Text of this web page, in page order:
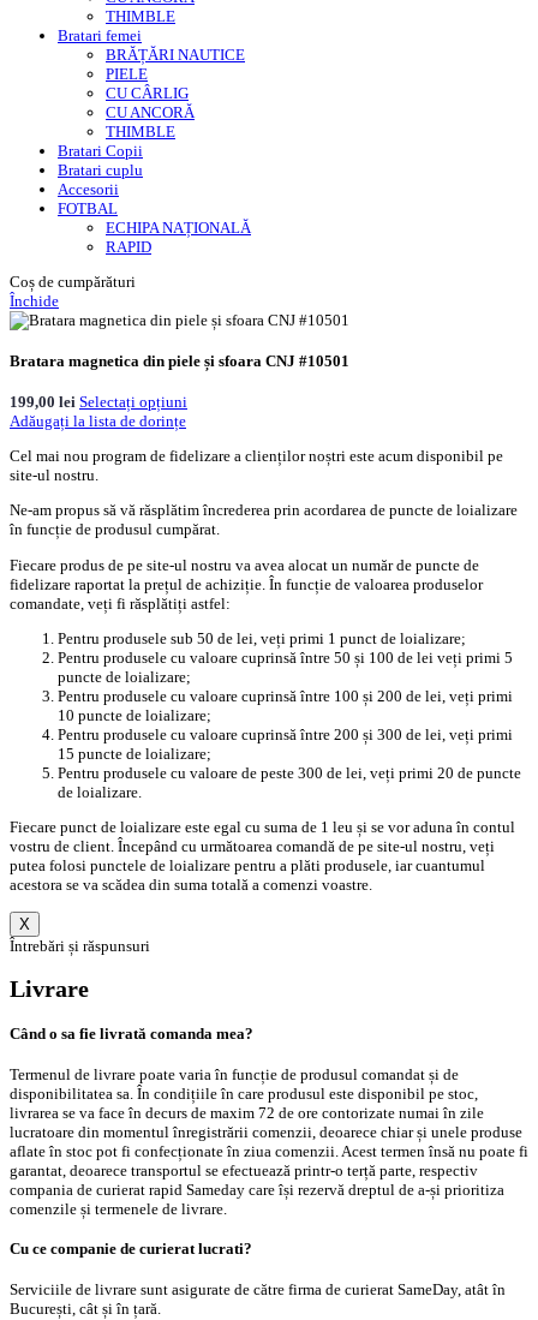
THIMBLE
Bratari femei
BRĂȚĂRI NAUTICE
PIELE
CU CÂRLIG
CU ANCORĂ
THIMBLE
Bratari Copii
Bratari cuplu
Accesorii
FOTBAL
ECHIPA NAȚIONALĂ
RAPID
Coș de cumpărături
Închide
Bratara magnetica din piele și sfoara CNJ #10501
199,00 lei Selectați opțiuni
Adăugați la lista de dorințe
Cel mai nou program de fidelizare a clienților noștri este acum disponibil pe
site-ul nostru.
Ne-am propus să vă răsplătim încrederea prin acordarea de puncte de loializare
în funcție de produsul cumpărat.
Fiecare produs de pe site-ul nostru va avea alocat un număr de puncte de
fidelizare raportat la prețul de achiziție. În funcție de valoarea produselor
comandate, veți fi răsplătiți astfel:
Pentru produsele sub 50 de lei, veți primi 1 punct de loializare;
Pentru produsele cu valoare cuprinsă între 50 și 100 de lei veți primi 5
puncte de loializare;
Pentru produsele cu valoare cuprinsă între 100 și 200 de lei, veți primi
10 puncte de loializare;
Pentru produsele cu valoare cuprinsă între 200 și 300 de lei, veți primi
15 puncte de loializare;
Pentru produsele cu valoare de peste 300 de lei, veți primi 20 de puncte
de loializare.
Fiecare punct de loializare este egal cu suma de 1 leu și se vor aduna în contul
vostru de client. Începând cu următoarea comandă de pe site-ul nostru, veți
putea folosi punctele de loializare pentru a plăti produsele, iar cuantumul
acestora se va scădea din suma totală a comenzi voastre.
X
Întrebări și răspunsuri
Livrare
Când o sa fie livrată comanda mea?
Termenul de livrare poate varia în funcție de produsul comandat și de
disponibilitatea sa. În condițiile în care produsul este disponibil pe stoc,
livrarea se va face în decurs de maxim 72 de ore contorizate numai în zile
lucratoare din momentul înregistrării comenzii, deoarece chiar și unele produse
aflate în stoc pot fi confecționate în ziua comenzii. Acest termen însă nu poate fi
garantat, deoarece transportul se efectuează printr-o terță parte, respectiv
compania de curierat rapid Sameday care își rezervă dreptul de a-și prioritiza
comenzile și termenele de livrare.
Cu ce companie de curierat lucrati?
Serviciile de livrare sunt asigurate de către firma de curierat SameDay, atât în
București, cât și în țară.